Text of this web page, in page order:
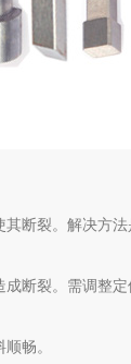
断裂。解决方
断裂。需调整定
畅。